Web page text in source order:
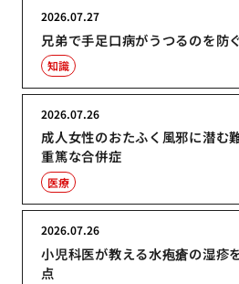
兄弟で手足口病がうつるのを防
2026.07.27
知識
成人女性のおたふく風邪に潜む
重篤な合併症
2026.07.26
医療
小児科医が教える水疱瘡の湿疹
点
2026.07.26